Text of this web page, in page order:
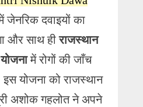
जेनरिक दवाइयों का
और साथ हीराजस्थान
में रोगों की जाँच
योजना को राजस्थान
अशोक गहलोत ने अपने